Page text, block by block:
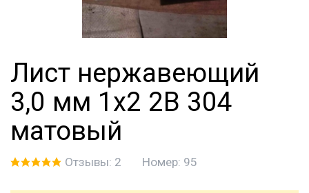
Лист нержавеющий
3,0 мм 1х2 2B 304
матовый
Отзывы: 2 Номер: 95